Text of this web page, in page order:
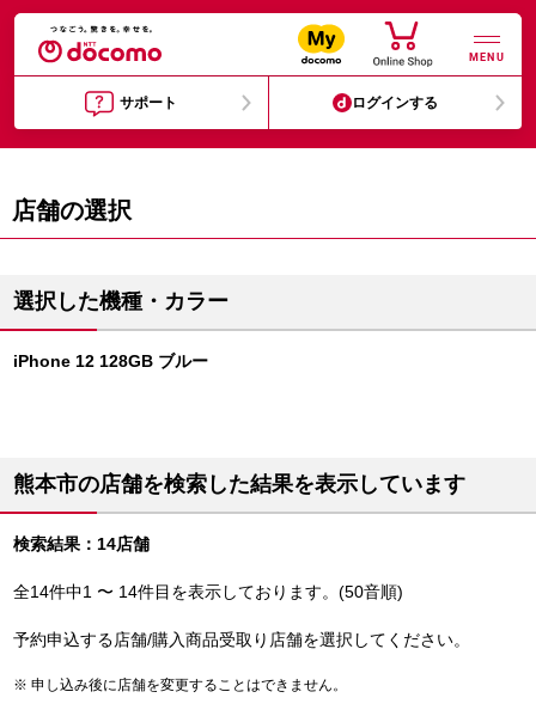
MENU
サポート ログインする
店舗の選択
選択した機種・カラー
iPhone 12 128GB ブルー
熊本市の店舗を検索した結果を表示しています
検索結果：14店舗
全14件中1 〜 14件目を表示しております。(50音順)
予約申込する店舗/購入商品受取り店舗を選択してください。
申し込み後に店舗を変更することはできません。